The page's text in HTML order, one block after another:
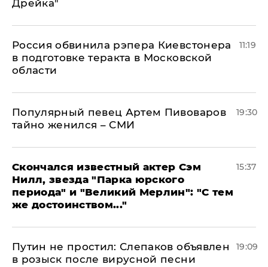
Дрейка"
Россия обвинила рэпера Киевстонера
в подготовке теракта в Московской
области
11:19
Популярный певец Артем Пивоваров
тайно женился – СМИ
19:30
Скончался известный актер Сэм
Нилл, звезда "Парка юрского
периода" и "Великий Мерлин": "С тем
же достоинством..."
15:37
Путин не простил: Слепаков объявлен
в розыск после вирусной песни
19:09